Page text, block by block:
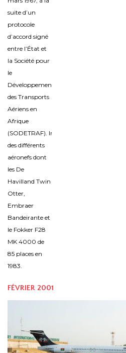
suite d’un
protocole
d’accord signé
entre l’État et
la Société pour
le
Développement
des Transports
Aériens en
Afrique
(SODETRAF). Introduction
des différents
aéronefs dont
les De
Havilland Twin
Otter,
Embraer
Bandeirante et
le Fokker F28
MK 4000 de
85 places en
1983.
FÉVRIER 2001